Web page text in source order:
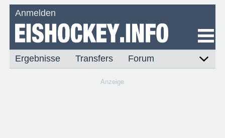
Anmelden
Ergebnisse Transfers Forum
Anzeige